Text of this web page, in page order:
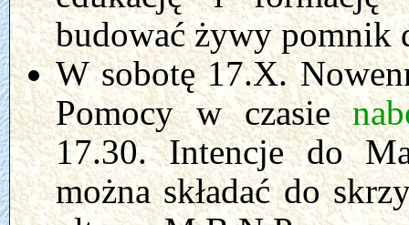
budować żywy pomnik
W sobotę 17.X.
Pomocy w czasie
17.30. Intencje do
można składać do